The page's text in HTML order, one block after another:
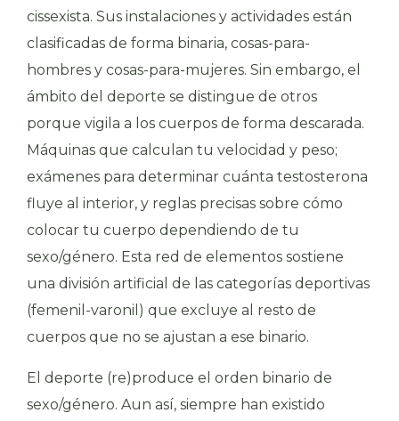
cissexista. Sus instalaciones y actividades están
clasificadas de forma binaria, cosas-para-
hombres y cosas-para-mujeres. Sin embargo, el
ámbito del deporte se distingue de otros
porque vigila a los cuerpos de forma descarada.
Máquinas que calculan tu velocidad y peso;
exámenes para determinar cuánta testosterona
fluye al interior, y reglas precisas sobre cómo
colocar tu cuerpo dependiendo de tu
sexo/género. Esta red de elementos sostiene
una división artificial de las categorías deportivas
(femenil-varonil) que excluye al resto de
cuerpos que no se ajustan a ese binario.
El deporte (re)produce el orden binario de
sexo/género. Aun así, siempre han existido